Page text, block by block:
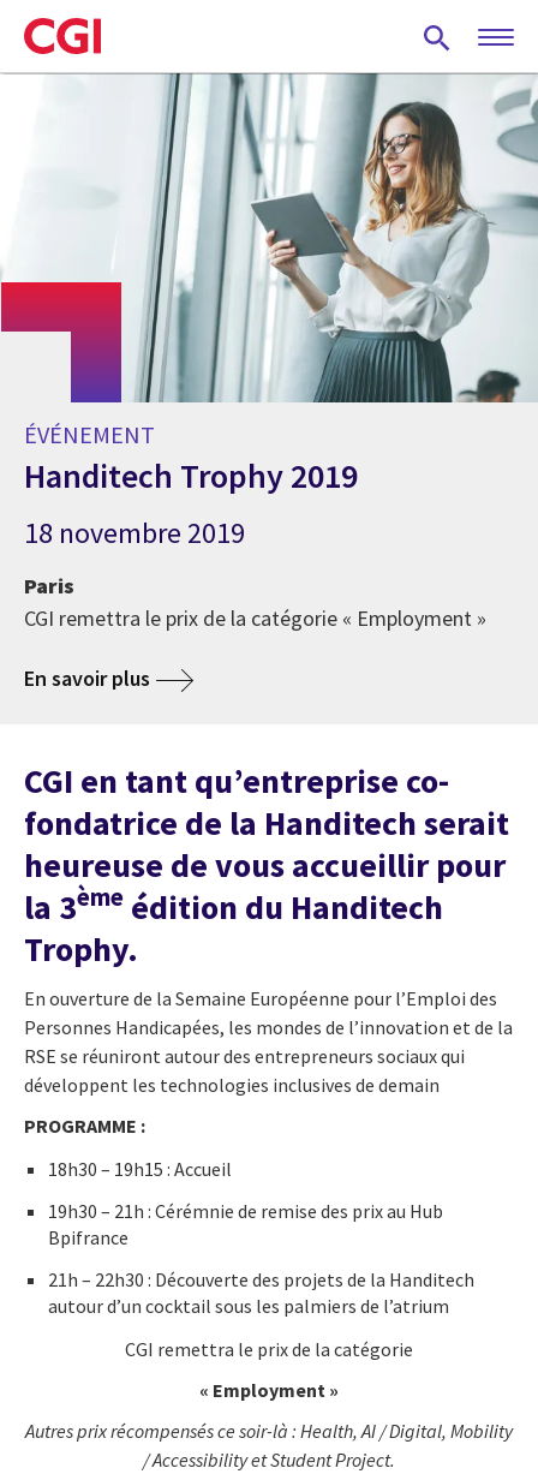
Skip
to
main
ÉVÉNEMENT
Handitech Trophy 2019
18 novembre 2019
Paris
CGI remettra le prix de la catégorie « Employment »
En savoir plus
CGI en tant qu’entreprise co-
fondatrice de la Handitech serait
heureuse de vous accueillir pour
la 3ème édition du Handitech
Trophy.
En ouverture de la Semaine Européenne pour l’Emploi des
Personnes Handicapées, les mondes de l’innovation et de la
RSE se réuniront autour des entrepreneurs sociaux qui
développent les technologies inclusives de demain
PROGRAMME :
18h30 – 19h15 : Accueil
19h30 – 21h : Cérémnie de remise des prix au Hub
Bpifrance
21h – 22h30 : Découverte des projets de la Handitech
autour d’un cocktail sous les palmiers de l’atrium
CGI remettra le prix de la catégorie
« Employment »
Autres prix récompensés ce soir-là : Health, AI / Digital, Mobility
/ Accessibility et Student Project.